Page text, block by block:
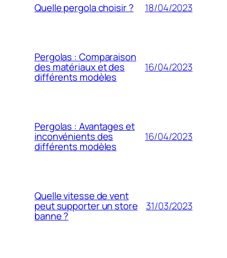
Quelle pergola choisir ? 18/04/2023
Pergolas : Comparaison
des matériaux et des
différents modèles
16/04/2023
Pergolas : Avantages et
inconvénients des
différents modèles
16/04/2023
Quelle vitesse de vent
peut supporter un store
banne ?
31/03/2023